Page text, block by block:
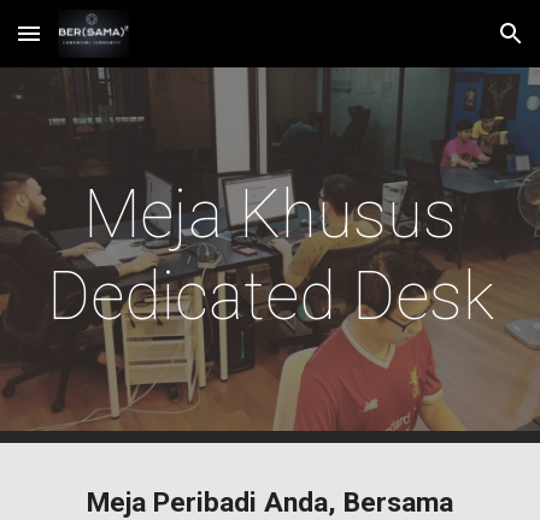
Skip to main content Skip to navigation
Meja Khusus
Dedicated Desk
Meja Peribadi Anda, Bersama